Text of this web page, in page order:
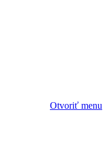
Otvoriť menu